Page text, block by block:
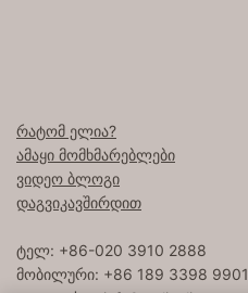
რატომ ელია?
ამაყი მომხმარებლები
ვიდეო ბლოგი
დაგვიკავშირდით
ტელ: +86-020 3910 2888
მობილური: +86 189 3398 9901